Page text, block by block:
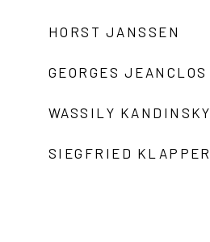
HORST JANSSEN
GEORGES JEANCLOS
WASSILY KANDINSKY
SIEGFRIED KLAPPER